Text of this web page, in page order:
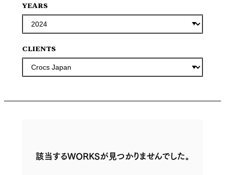
YEARS
CLIENTS
該当するWORKSが見つかりませんでした。